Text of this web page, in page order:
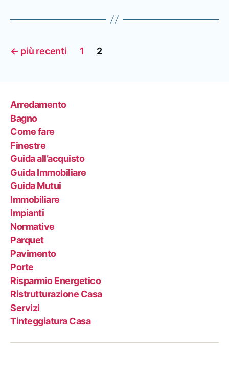
Paginazione
← più recenti 1 2
Arredamento
Bagno
Come fare
Finestre
Guida all’acquisto
Guida Immobiliare
Guida Mutui
Immobiliare
Impianti
Normative
Parquet
Pavimento
Porte
Risparmio Energetico
Ristrutturazione Casa
Servizi
Tinteggiatura Casa